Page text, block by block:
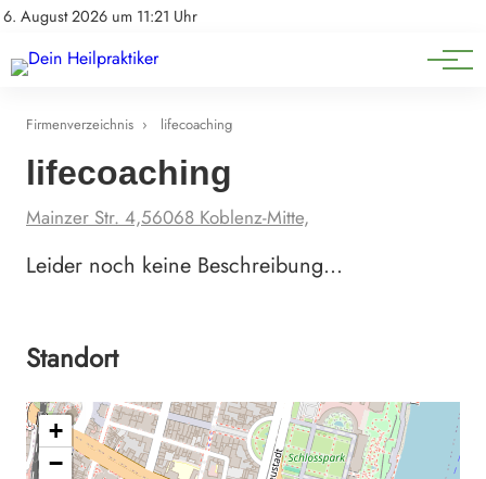
6. August 2026 um 11:21 Uhr
Impressum
Natürliche Medizin
Heilpflanzen & Kräuterkunde
Firmenverzeichnis › lifecoaching
lifecoaching
Mainzer Str. 4,56068 Koblenz-Mitte,
Leider noch keine Beschreibung…
Standort
+
−